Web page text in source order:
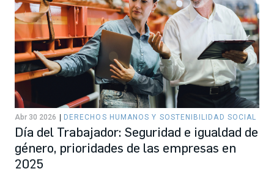
Abr 30 2026 DERECHOS HUMANOS Y SOSTENIBILIDAD SOCIAL
Día del Trabajador: Seguridad e igualdad de
género, prioridades de las empresas en
2025